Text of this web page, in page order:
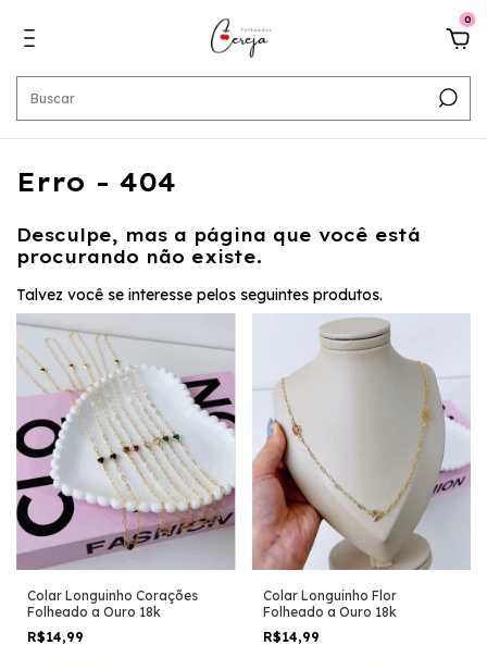
0
Erro - 404
Desculpe, mas a página que você está
procurando não existe.
Talvez você se interesse pelos seguintes produtos.
Colar Longuinho Corações
Folheado a Ouro 18k
R$14,99
Colar Longuinho Flor
Folheado a Ouro 18k
R$14,99